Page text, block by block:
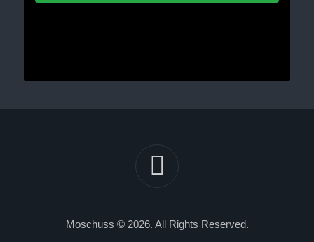
Moschuss © 2026. All Rights Reserved.